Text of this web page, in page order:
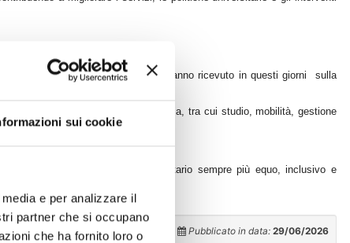
sui cookie
e per analizzare il
partner che si occupano
che ha fornito loro o
unico e ai Master di I e II livello hanno ricevuto in questi giorni sulla
diversi aspetti della vita universitaria, tra cui studio, mobilità, gestione
conta.
per rendere il sistema universitario sempre più equo, inclusivo e
Pubblicato in data: 29/06/2026